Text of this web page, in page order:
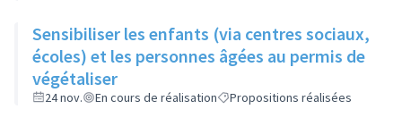
Sensibiliser les enfants (via centres sociaux,
écoles) et les personnes âgées au permis de
végétaliser
24 nov. En cours de réalisation Propositions réalisées